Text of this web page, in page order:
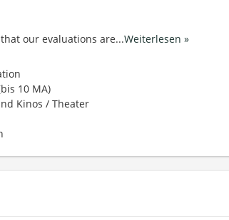
our evaluations are...Weiterlesen »
10 MA)
Kinos / Theater